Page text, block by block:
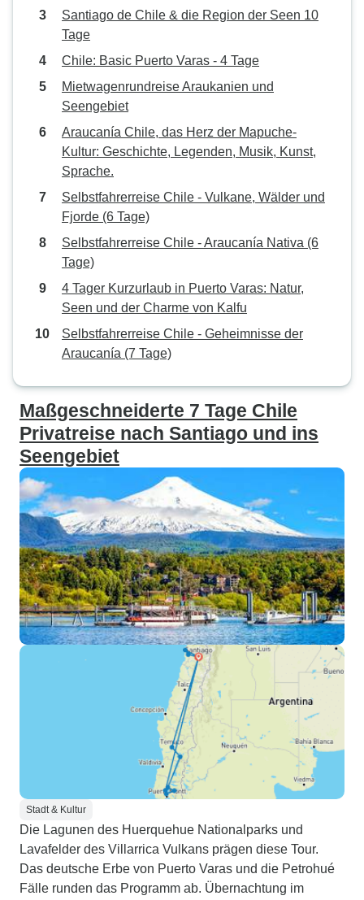
Santiago de Chile & die Region der Seen 10
Tage
Chile: Basic Puerto Varas - 4 Tage
Mietwagenrundreise Araukanien und
Seengebiet
Araucanía Chile, das Herz der Mapuche-
Kultur: Geschichte, Legenden, Musik, Kunst,
Sprache.
Selbstfahrerreise Chile - Vulkane, Wälder und
Fjorde (6 Tage)
Selbstfahrerreise Chile - Araucanía Nativa (6
Tage)
4 Tager Kurzurlaub in Puerto Varas: Natur,
Seen und der Charme von Kalfu
Selbstfahrerreise Chile - Geheimnisse der
Araucanía (7 Tage)
Maßgeschneiderte 7 Tage Chile
Privatreise nach Santiago und ins
Seengebiet
Stadt & Kultur
Die Lagunen des Huerquehue Nationalparks und
Lavafelder des Villarrica Vulkans prägen diese Tour.
Das deutsche Erbe von Puerto Varas und die Petrohué
Fälle runden das Programm ab. Übernachtung im